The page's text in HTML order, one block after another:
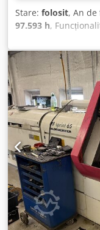
Stare: folosit, An
97.593 h,
,
arborelui principal
(min.):
25 rot/min,
MF Sprint 65 cu
imaginilor atașate.
nostru în stare
în funcțiune înainte
la cerere. Acum
ghidajele liniare ale
principal), inclusiv
instalată o nouă
tehnice găsiți în
Sistem de
SIMAG 65.1-
Diametru bară/